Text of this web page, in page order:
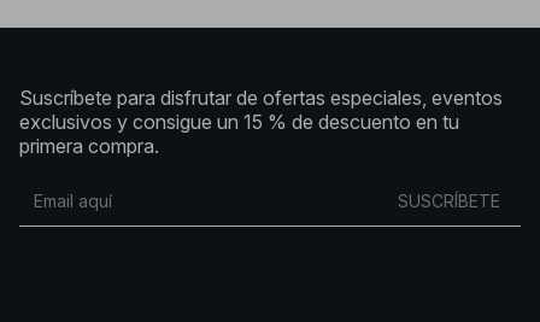
Suscríbete para disfrutar de ofertas especiales, eventos
exclusivos y consigue un 15 % de descuento en tu
primera compra.
SUSCRÍBETE